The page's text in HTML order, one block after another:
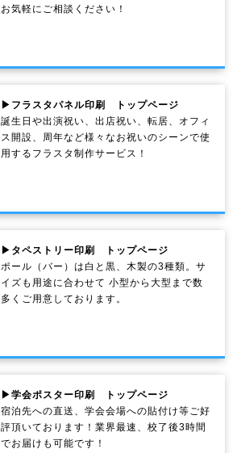
お気軽にご相談ください！
▶フラスタパネル印刷 トップページ
誕生日や出演祝い、出店祝い、転居、オフィ
ス開設、周年など様々なお祝いのシーンで使
用するフラスタ制作サービス！
▶タペストリー印刷 トップページ
ポール（バー）は白と黒、木製の3種類。サ
イズも用途に合わせて 小型から大型まで数
多くご用意しております。
▶学会ポスター印刷 トップページ
宿泊先への直送、学会会場への貼付け等ご好
評頂いております！業界最速、校了後3時間
でお届けも可能です！